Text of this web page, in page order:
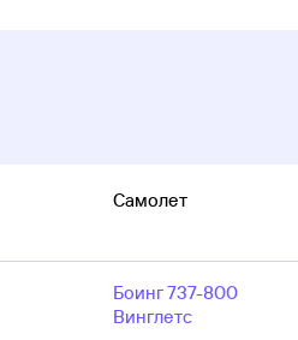
Самолет
Боинг 737-800
Винглетс